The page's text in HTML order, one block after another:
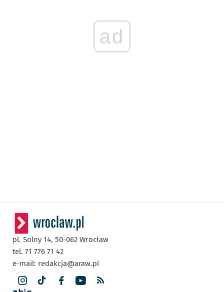
ad
pl. Solny 14, 50-062 Wrocław
tel. 71 776 71 42
e-mail: redakcja@araw.pl